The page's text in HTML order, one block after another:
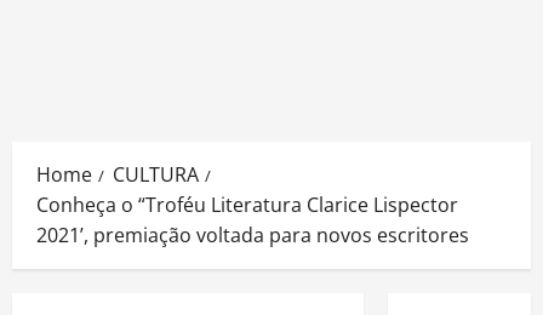
Home
CULTURA
Conheça o “Troféu Literatura Clarice Lispector
2021’, premiação voltada para novos escritores